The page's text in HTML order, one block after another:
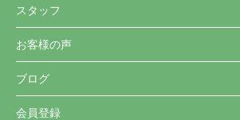
スタッフ
お客様の声
ブログ
会員登録